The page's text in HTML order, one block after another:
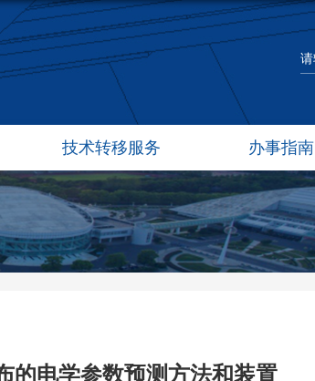
技术转移服务 办事指南
的电学参数预测方法和装置_